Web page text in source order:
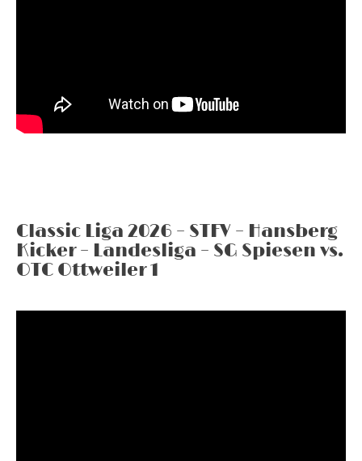
Classic Liga 2026 – STFV – Hansberg
Kicker – Landesliga – SG Spiesen vs.
OTC Ottweiler 1